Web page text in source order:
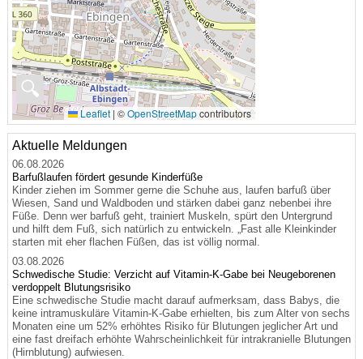
🔍
Leaflet | ©OpenStreetMapcontributors
Aktuelle Meldungen
06.08.2026
Barfußlaufen fördert gesunde Kinderfüße
Kinder ziehen im Sommer gerne die Schuhe aus, laufen barfuß über
Wiesen, Sand und Waldboden und stärken dabei ganz nebenbei ihre
Füße. Denn wer barfuß geht, trainiert Muskeln, spürt den Untergrund
und hilft dem Fuß, sich natürlich zu entwickeln. „Fast alle Kleinkinder
starten mit eher flachen Füßen, das ist völlig normal.
03.08.2026
Schwedische Studie: Verzicht auf Vitamin-K-Gabe bei Neugeborenen
verdoppelt Blutungsrisiko
Eine schwedische Studie macht darauf aufmerksam, dass Babys, die
keine intramuskuläre Vitamin-K-Gabe erhielten, bis zum Alter von sechs
Monaten eine um 52% erhöhtes Risiko für Blutungen jeglicher Art und
eine fast dreifach erhöhte Wahrscheinlichkeit für intrakranielle Blutungen
(Hirnblutung) aufwiesen.